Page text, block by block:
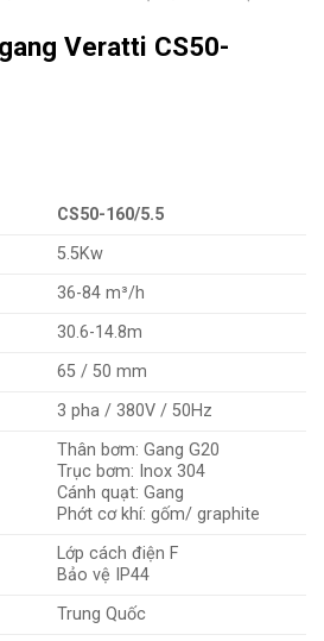
Veratti CS50-
CS50-160/5.5
5.5Kw
36-84 m³/h
30.6-14.8m
65 / 50 mm
3 pha / 380V / 50Hz
Thân bơm: Gang G20
Trục bơm: Inox 304
Cánh quạt: Gang
Phớt cơ khí: gốm/ graphite
Lớp cách điện F
Bảo vệ IP44
Trung Quốc